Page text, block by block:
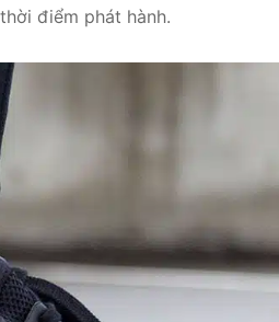
điểm phát hành.